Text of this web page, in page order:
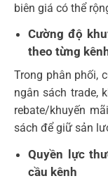
biên giá có thể
Cường độ
theo từng
Trong phân phối,
ngân sách trade,
rebate/khuyến
sách để giữ sản
Quyền lực
cầu kênh